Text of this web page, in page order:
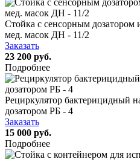
Стойка с сенсорным дозатором
мед. масок ДН - 11/2
Заказать
23 200 руб.
Подробнее
Рециркулятор бактерицидный
дозатором РБ - 4
Заказать
15 000 руб.
Подробнее